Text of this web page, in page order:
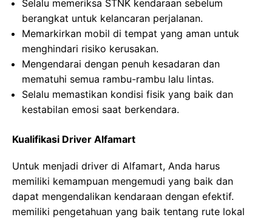
Selalu memeriksa STNK kendaraan sebelum
berangkat untuk kelancaran perjalanan.
Memarkirkan mobil di tempat yang aman untuk
menghindari risiko kerusakan.
Mengendarai dengan penuh kesadaran dan
mematuhi semua rambu-rambu lalu lintas.
Selalu memastikan kondisi fisik yang baik dan
kestabilan emosi saat berkendara.
Kualifikasi Driver Alfamart
Untuk menjadi driver di Alfamart, Anda harus
memiliki kemampuan mengemudi yang baik dan
dapat mengendalikan kendaraan dengan efektif.
memiliki pengetahuan yang baik tentang rute lokal